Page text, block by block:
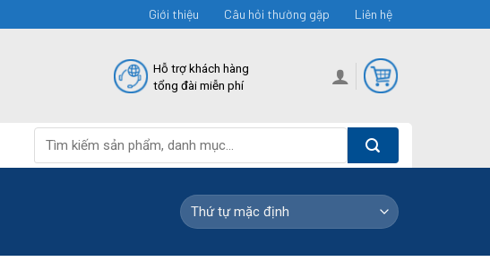
Giới thiệu Câu hỏi thường gặp Liên hệ
Hỗ trợ khách hàng
tổng đài miễn phí
kiếm: